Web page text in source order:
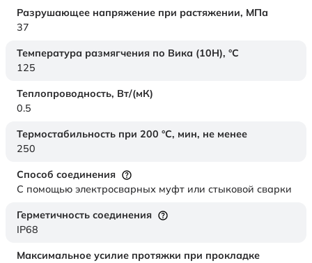
Разрушающее напряжение при растяжении, МПа
37
Температура размягчения по Вика (10Н), °C
125
Теплопроводность, Вт/(мК)
0.5
Термостабильность при 200 °С, мин, не менее
250
Способ соединения
С помощью электросварных муфт или стыковой сварки
Герметичность соединения
IP68
Максимальное усилие протяжки при прокладке